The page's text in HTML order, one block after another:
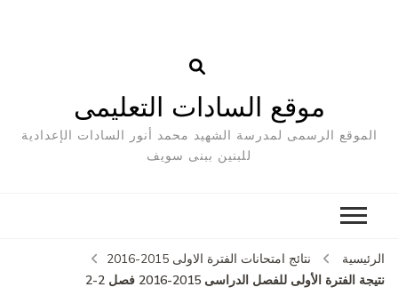
موقع السادات التعليمى
الموقع الرسمى لمدرسة الشهيد محمد أنور السادات الإعدادية
للبنين ببنى سويف
نتائج امتحانات الفترة الاولى 2015-2016
الفترة الأولى للفصل الدراسى 2015-2016 فصل 2-2